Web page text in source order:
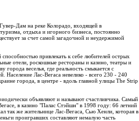
Дам на реке Колорадо, входящей в
отдыха и игорного бизнеса, постоянно
за счет самой загадочной и неудержимой
привлекать к себе любителей острых
отели, роскошные рестораны и казино, театры и
города веселья, где реальность смыкается с
Население Лас-Вегаса невелико - всего 230 - 240
города, в центре - вдоль главной улицы The Strip
объявляют и называют счастливчика. Самый
в казино "Палас Стэйшн" в 1998 году: 66 летний
так же жительнице Лас-Вегаса, Сью Хенли, которая в
проигравших составляют немалую часть